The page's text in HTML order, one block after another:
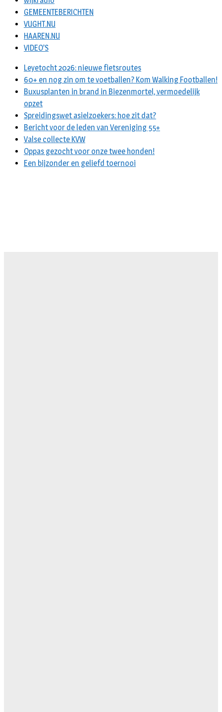
GEMEENTEBERICHTEN
VUGHT.NU
HAAREN.NU
VIDEO’S
Leyetocht 2026: nieuwe fietsroutes
60+ en nog zin om te voetballen? Kom Walking Footballen!
Buxusplanten in brand in Biezenmortel, vermoedelijk
opzet
Spreidingswet asielzoekers: hoe zit dat?
Bericht voor de leden van Vereniging 55+
Valse collecte KVW
Oppas gezocht voor onze twee honden!
Een bijzonder en geliefd toernooi